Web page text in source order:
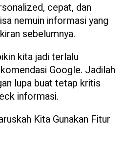
cepat, dan
nemuin informasi yang
sebelumnya.
kita jadi terlalu
Google. Jadilah
lupa buat tetap kritis
informasi.
Kita Gunakan Fitur